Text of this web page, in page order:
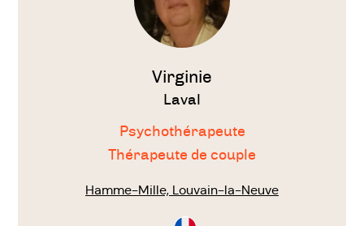
Virginie
Laval
Psychothérapeute
Thérapeute de couple
Hamme-Mille, Louvain-la-Neuve
Consultation